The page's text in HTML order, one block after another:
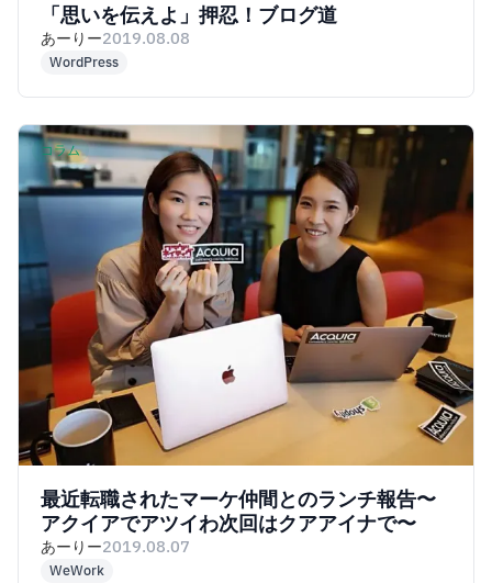
「思いを伝えよ」押忍！ブログ道
あーりー2019.08.08
WordPress
コラム
最近転職されたマーケ仲間とのランチ報告〜
アクイアでアツイわ次回はクアアイナで〜
あーりー2019.08.07
WeWork